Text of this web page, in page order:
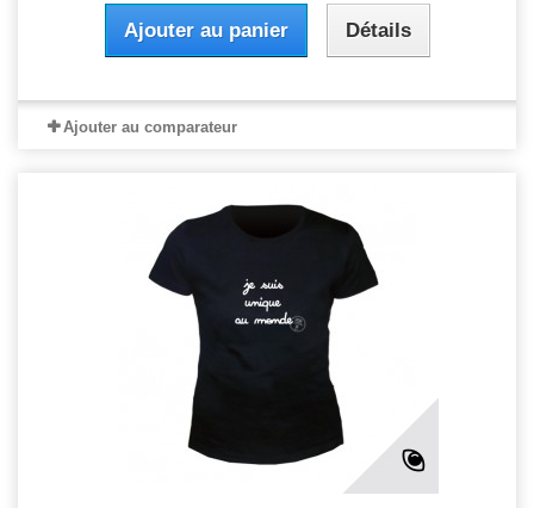
Ajouter au panier Détails
Ajouter au comparateur